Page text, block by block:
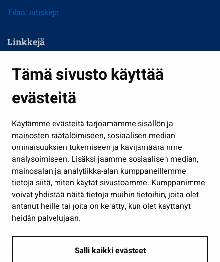
Tämä sivusto käyttää
evästeitä
Käytämme evästeitä tarjoamamme sisällön ja
mainosten räätälöimiseen, sosiaalisen median
ominaisuuksien tukemiseen ja kävijämäärämme
analysoimiseen. Lisäksi jaamme sosiaalisen median,
mainosalan ja analytiikka-alan kumppaneillemme
tietoja siitä, miten käytät sivustoamme. Kumppanimme
voivat yhdistää näitä tietoja muihin tietoihin, joita olet
antanut heille tai joita on kerätty, kun olet käyttänyt
heidän palvelujaan.
Salli kaikki evästeet
Tilaa uutiskirje
Linkkejä
Kasvatus ja opetus
Kulttuuri ja liikunta
Työ ja yrittäminen
Osallistu ja asioi
Näytä omat evästeasetukseni
Seuraa meitä